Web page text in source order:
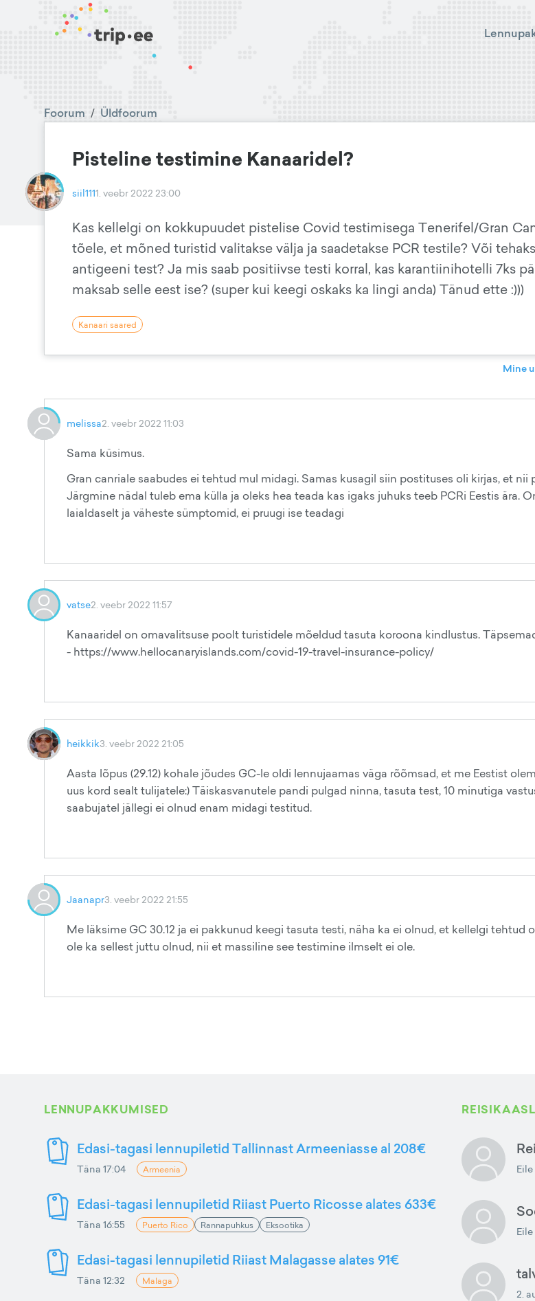
Foorum / Üldfoorum
Pisteline testimine Kanaaridel?
siil1111. veebr 2022 23:00
Kas kellelgi on kokkupuudet pistelise Covid testimisega Tenerifel/Gran
tõele, et mõned turistid valitakse välja ja saadetakse PCR testile? Või
antigeeni test? Ja mis saab positiivse testi korral, kas karantiinihotelli 7ks
maksab selle eest ise? (super kui keegi oskaks ka lingi anda) Tänud ette :)))
Kanaari saared
Mine
melissa2. veebr 2022 11:03
Sama küsimus.
Gran canriale saabudes ei tehtud mul midagi. Samas kusagil siin postituses oli kirjas, et
Järgmine nädal tuleb ema külla ja oleks hea teada kas igaks juhuks teeb PCRi Eestis ära.
laialdaselt ja väheste sümptomid, ei pruugi ise teadagi
vatse2. veebr 2022 11:57
Kanaaridel on omavalitsuse poolt turistidele mõeldud tasuta koroona kindlustus.
- https://www.hellocanaryislands.com/covid-19-travel-insurance-policy/
heikkik3. veebr 2022 21:05
Aasta lõpus (29.12) kohale jõudes GC-le oldi lennujaamas väga rõõmsad, et me Eestist
uus kord sealt tulijatele:) Täiskasvanutele pandi pulgad ninna, tasuta test, 10 minutiga vastus
saabujatel jällegi ei olnud enam midagi testitud.
Jaanapr3. veebr 2022 21:55
Me läksime GC 30.12 ja ei pakkunud keegi tasuta testi, näha ka ei olnud, et kellelgi tehtud
ole ka sellest juttu olnud, nii et massiline see testimine ilmselt ei ole.
LENNUPAKKUMISED
Edasi-tagasi lennupiletid Tallinnast Armeeniasse al 208€
Täna 17:04 Armeenia
Edasi-tagasi lennupiletid Riiast Puerto Ricosse alates 633€
Täna 16:55 Puerto Rico Rannapuhkus Eksootika
Edasi-tagasi lennupiletid Riiast Malagasse alates 91€
Täna 12:32 Malaga
Eile
Eile
2.